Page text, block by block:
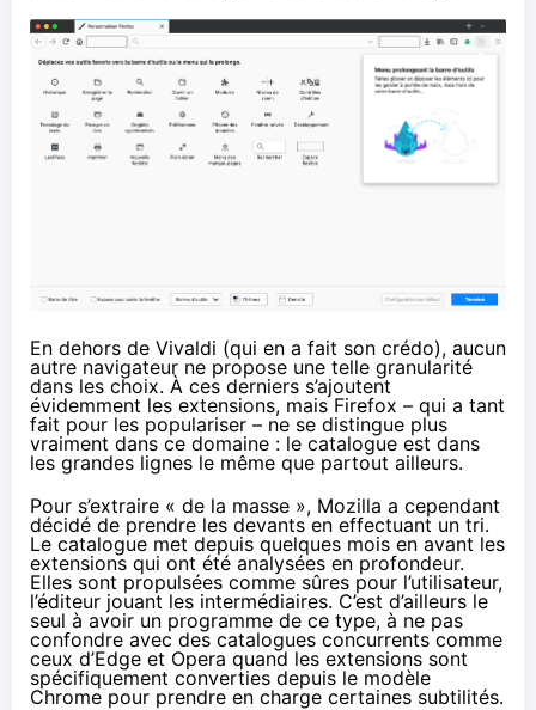
En dehors de Vivaldi (qui en a fait son crédo), aucun
autre navigateur ne propose une telle granularité
dans les choix. À ces derniers s’ajoutent
évidemment les extensions, mais Firefox – qui a tant
fait pour les populariser – ne se distingue plus
vraiment dans ce domaine : le catalogue est dans
les grandes lignes le même que partout ailleurs.
Pour s’extraire « de la masse », Mozilla a cependant
décidé de prendre les devants en effectuant un tri.
Le catalogue met depuis quelques mois en avant les
extensions qui ont été analysées en profondeur.
Elles sont propulsées comme sûres pour l’utilisateur,
l’éditeur jouant les intermédiaires. C’est d’ailleurs le
seul à avoir un programme de ce type, à ne pas
confondre avec des catalogues concurrents comme
ceux d’Edge et Opera quand les extensions sont
spécifiquement converties depuis le modèle
Chrome pour prendre en charge certaines subtilités.